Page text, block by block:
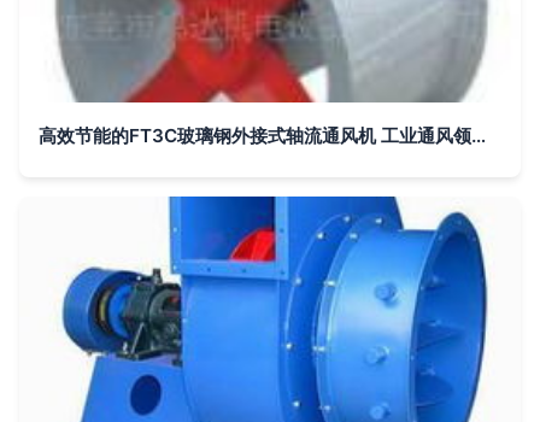
高效节能的FT3C玻璃钢外接式轴流通风机 工业通风领域的理想选择